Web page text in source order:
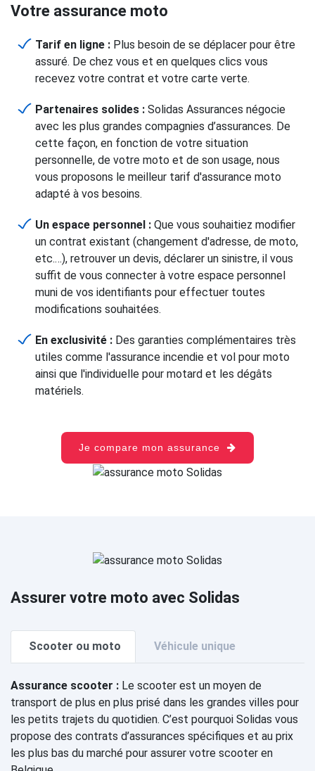
Votre assurance moto
Tarif en ligne : Plus besoin de se déplacer pour être
assuré. De chez vous et en quelques clics vous
recevez votre contrat et votre carte verte.
Partenaires solides : Solidas Assurances négocie
avec les plus grandes compagnies d’assurances. De
cette façon, en fonction de votre situation
personnelle, de votre moto et de son usage, nous
vous proposons le meilleur tarif d'assurance moto
adapté à vos besoins.
Un espace personnel : Que vous souhaitiez modifier
un contrat existant (changement d'adresse, de moto,
etc.…), retrouver un devis, déclarer un sinistre, il vous
suffit de vous connecter à votre espace personnel
muni de vos identifiants pour effectuer toutes
modifications souhaitées.
En exclusivité : Des garanties complémentaires très
utiles comme l'assurance incendie et vol pour moto
ainsi que l'individuelle pour motard et les dégâts
matériels.
Je compare mon assurance
Assurer votre moto avec Solidas
Scooter ou moto Véhicule unique
Assurance scooter : Le scooter est un moyen de
transport de plus en plus prisé dans les grandes villes pour
les petits trajets du quotidien. C’est pourquoi Solidas vous
propose des contrats d’assurances spécifiques et au prix
les plus bas du marché pour assurer votre scooter en